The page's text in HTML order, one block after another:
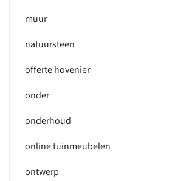
muur
natuursteen
offerte hovenier
onder
onderhoud
online tuinmeubelen
ontwerp